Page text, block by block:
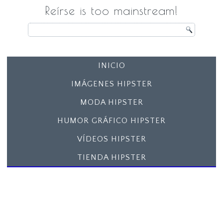
Reírse is too mainstream!
INICIO
IMÁGENES HIPSTER
MODA HIPSTER
HUMOR GRÁFICO HIPSTER
VÍDEOS HIPSTER
TIENDA HIPSTER